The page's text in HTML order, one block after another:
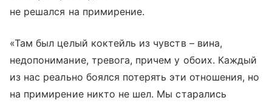
не решался на примирение.
«Там был целый коктейль из чувств – вина,
недопонимание, тревога, причем у обоих. Каждый
из нас реально боялся потерять эти отношения, но
на примирение никто не шел. Мы старались